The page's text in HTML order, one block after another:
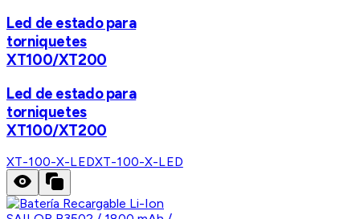
Led de estado para
torniquetes
XT100/XT200
Led de estado para
torniquetes
XT100/XT200
XT-100-X-LEDXT-100-X-LED